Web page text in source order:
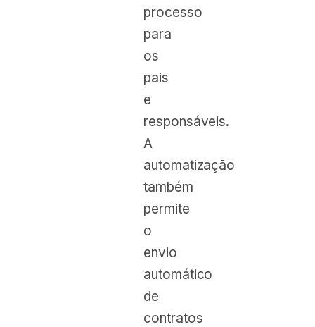
processo
para
os
pais
e
responsáveis.
A
automatização
também
permite
o
envio
automático
de
contratos